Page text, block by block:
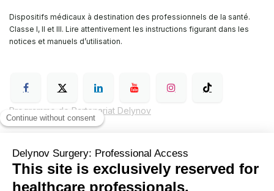
Dispositifs médicaux à destination des professionnels de la santé.
Classe I, II et III. Lire attentivement les instructions figurant dans les
notices et manuels d’utilisation.
Programme de Partenariat Delynov
Conditions générales de vente (CGV)
Mentions légales